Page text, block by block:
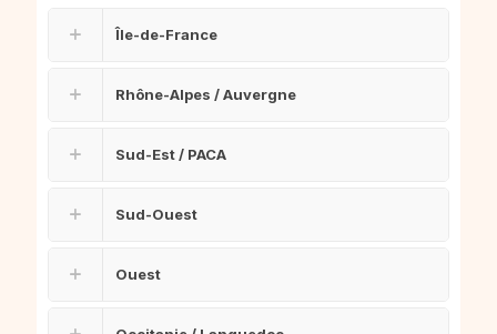
Île-de-France
Rhône-Alpes / Auvergne
Sud-Est / PACA
Sud-Ouest
Ouest